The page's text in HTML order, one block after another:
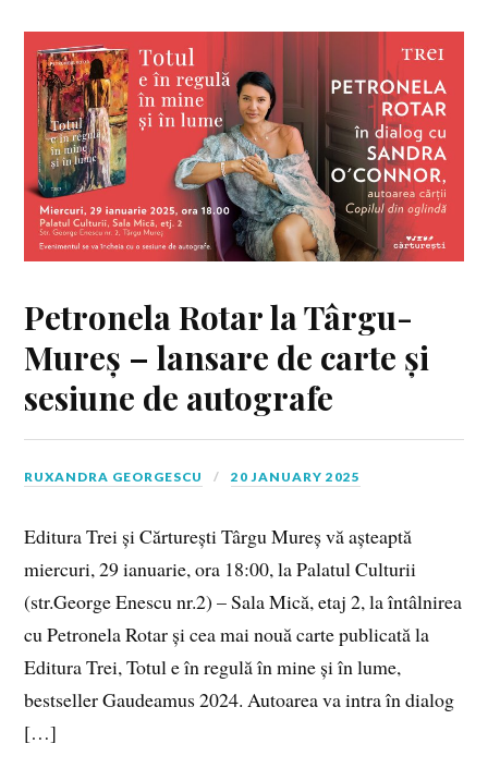
Petronela Rotar la Târgu-
Mureș – lansare de carte și
sesiune de autografe
RUXANDRA GEORGESCU 20 JANUARY 2025
Editura Trei și Cărturești Târgu Mureș vă așteaptă
miercuri, 29 ianuarie, ora 18:00, la Palatul Culturii
(str.George Enescu nr.2) – Sala Mică, etaj 2, la întâlnirea
cu Petronela Rotar și cea mai nouă carte publicată la
Editura Trei, Totul e în regulă în mine și în lume,
bestseller Gaudeamus 2024. Autoarea va intra în dialog
[…]